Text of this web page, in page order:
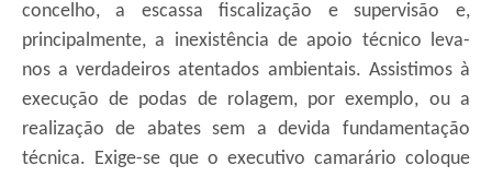
concelho, a escassa fiscalização e supervisão e,
principalmente, a inexistência de apoio técnico leva-
nos a verdadeiros atentados ambientais. Assistimos à
execução de podas de rolagem, por exemplo, ou a
realização de abates sem a devida fundamentação
técnica. Exige-se que o executivo camarário coloque